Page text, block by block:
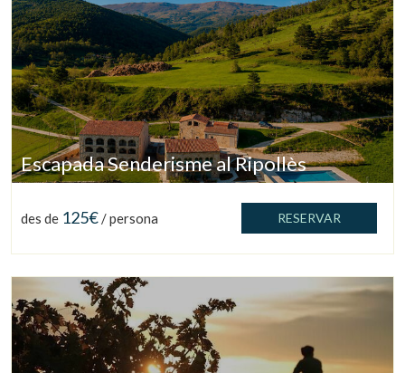
Gestionar la meva reserva
Escapada Senderisme al Ripollès
des de 125€ / persona RESERVAR